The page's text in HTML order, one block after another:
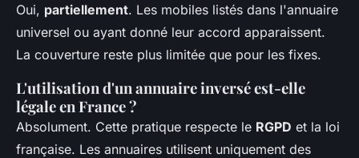
Oui, partiellement. Les mobiles listés dans l'annuaire
universel ou ayant donné leur accord apparaissent.
La couverture reste plus limitée que pour les fixes.
L'utilisation d'un annuaire inversé est-elle
légale en France ?
Absolument. Cette pratique respecte le RGPD et la loi
française. Les annuaires utilisent uniquement des